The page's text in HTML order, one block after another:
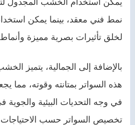
نمط فني معقد، بينما يمكن
لخلق تأثيرات بصرية مميزة
بالإضافة إلى الجمالية، يتميز
هذه السواتر بمتانته وقوته، مما
في وجه التحديات البيئية
تخصيص السواتر حسب الاحتياجات